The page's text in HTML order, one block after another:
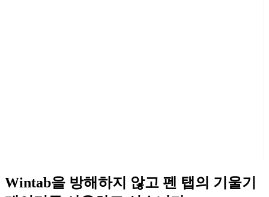
Wintab을 방해하지 않고 펜 탭의 기울기